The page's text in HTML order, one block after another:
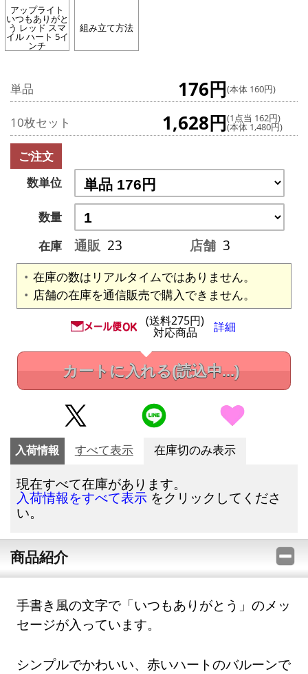
アップライト
いつもありがと
う レッド スマ
イル ハート 5イ
ンチ
組み立て方法
単品 176円(本体 160円)
10枚セット 1,628円(1点当 162円)
(本体 1,480円)
ご注文
数単位
数量
在庫
通販 23 店舗 3
在庫の数はリアルタイムではありません。
店舗の在庫を通信販売で購入できません。
(送料275円)
対応商品 詳細
カートに入れる(読込中...)
入荷情報 すべて表示 在庫切のみ表示
現在すべて在庫があります。
入荷情報をすべて表示 をクリックしてくださ
い。
商品紹介
手書き風の文字で「いつもありがとう」のメッ
セージが入っています。
シンプルでかわいい、赤いハートのバルーンで